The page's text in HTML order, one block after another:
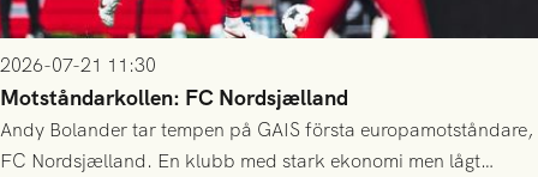
2026-07-21 11:30
Motståndarkollen: FC Nordsjælland
Andy Bolander tar tempen på GAIS första europamotståndare,
FC Nordsjælland. En klubb med stark ekonomi men lågt